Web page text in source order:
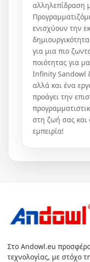
αλληλεπίδραση
ενισχύουν την
για μια πιο
ποιότητας για
Infinity Sandowl
αλλά και ένα
προάγει την
στη ζωή σας και
εμπειρία!
Στο Andowl.eu
τεχνολογίας, με στόχο